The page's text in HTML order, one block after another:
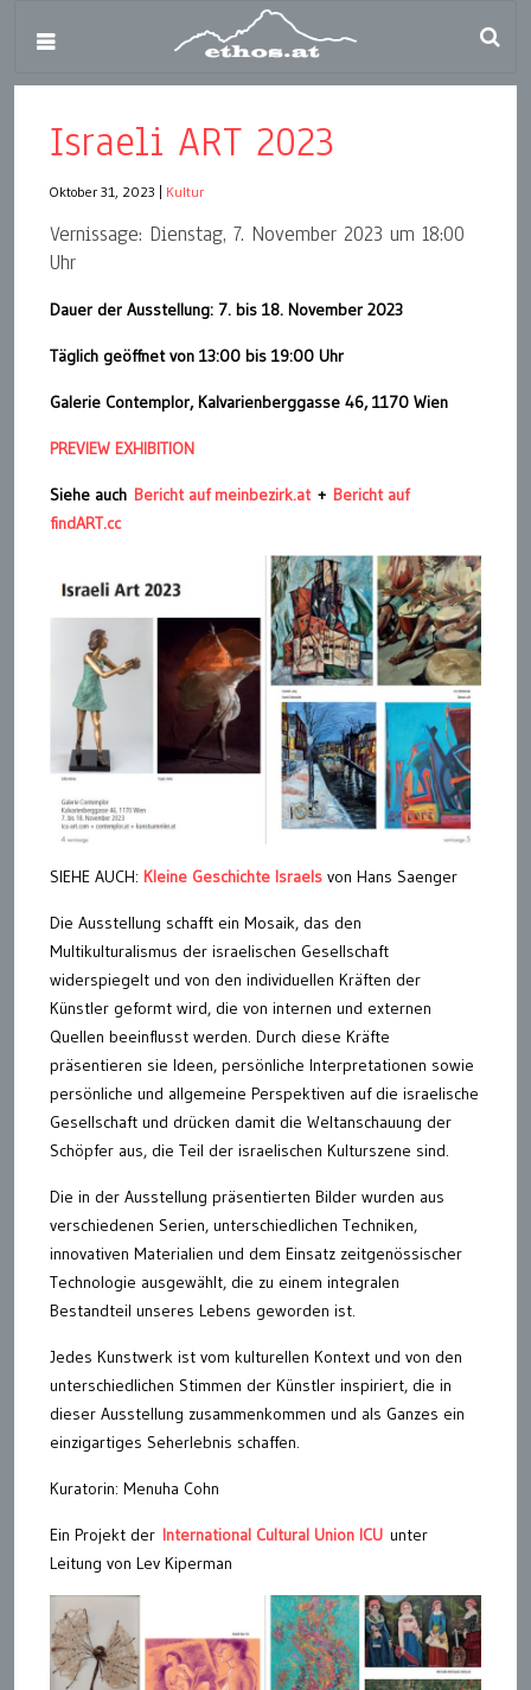
Israeli ART 2023
Oktober 31, 2023 Kultur
Vernissage: Dienstag, 7. November 2023 um 18:00
Uhr
Dauer der Ausstellung: 7. bis 18. November 2023
Täglich geöffnet von 13:00 bis 19:00 Uhr
Galerie Contemplor, Kalvarienberggasse 46, 1170 Wien
PREVIEW EXHIBITION
Siehe auch Bericht auf meinbezirk.at+ Bericht auf
findART.cc
SIEHE AUCH: Kleine Geschichte Israels von Hans Saenger
Die Ausstellung schafft ein Mosaik, das den
Multikulturalismus der israelischen Gesellschaft
widerspiegelt und von den individuellen Kräften der
Künstler geformt wird, die von internen und externen
Quellen beeinflusst werden. Durch diese Kräfte
präsentieren sie Ideen, persönliche Interpretationen sowie
persönliche und allgemeine Perspektiven auf die israelische
Gesellschaft und drücken damit die Weltanschauung der
Schöpfer aus, die Teil der israelischen Kulturszene sind.
Die in der Ausstellung präsentierten Bilder wurden aus
verschiedenen Serien, unterschiedlichen Techniken,
innovativen Materialien und dem Einsatz zeitgenössischer
Technologie ausgewählt, die zu einem integralen
Bestandteil unseres Lebens geworden ist.
Jedes Kunstwerk ist vom kulturellen Kontext und von den
unterschiedlichen Stimmen der Künstler inspiriert, die in
dieser Ausstellung zusammenkommen und als Ganzes ein
einzigartiges Seherlebnis schaffen.
Kuratorin: Menuha Cohn
Ein Projekt der International Cultural Union ICU unter
Leitung von Lev Kiperman